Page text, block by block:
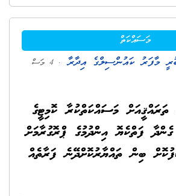
މަސައްކަތް
މާފަރު ކައުންސިލްގެ އިދާރާ
. 4 މަސް
މަސައްކަތްކުރާ ކޮމިޓީގެ
ފަތްކެޔޮ އިންދުމުގެ ޕްރޮގުރާމަށް
ބިން ތައްޔާރުކޮށްދޭނެ ފަރާތެއް